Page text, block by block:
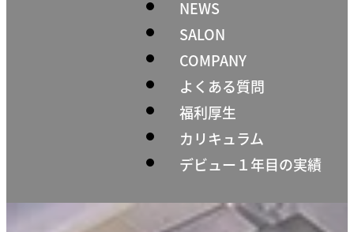
NEWS
SALON
COMPANY
よくある質問
福利厚生
カリキュラム
デビュー１年目の実績